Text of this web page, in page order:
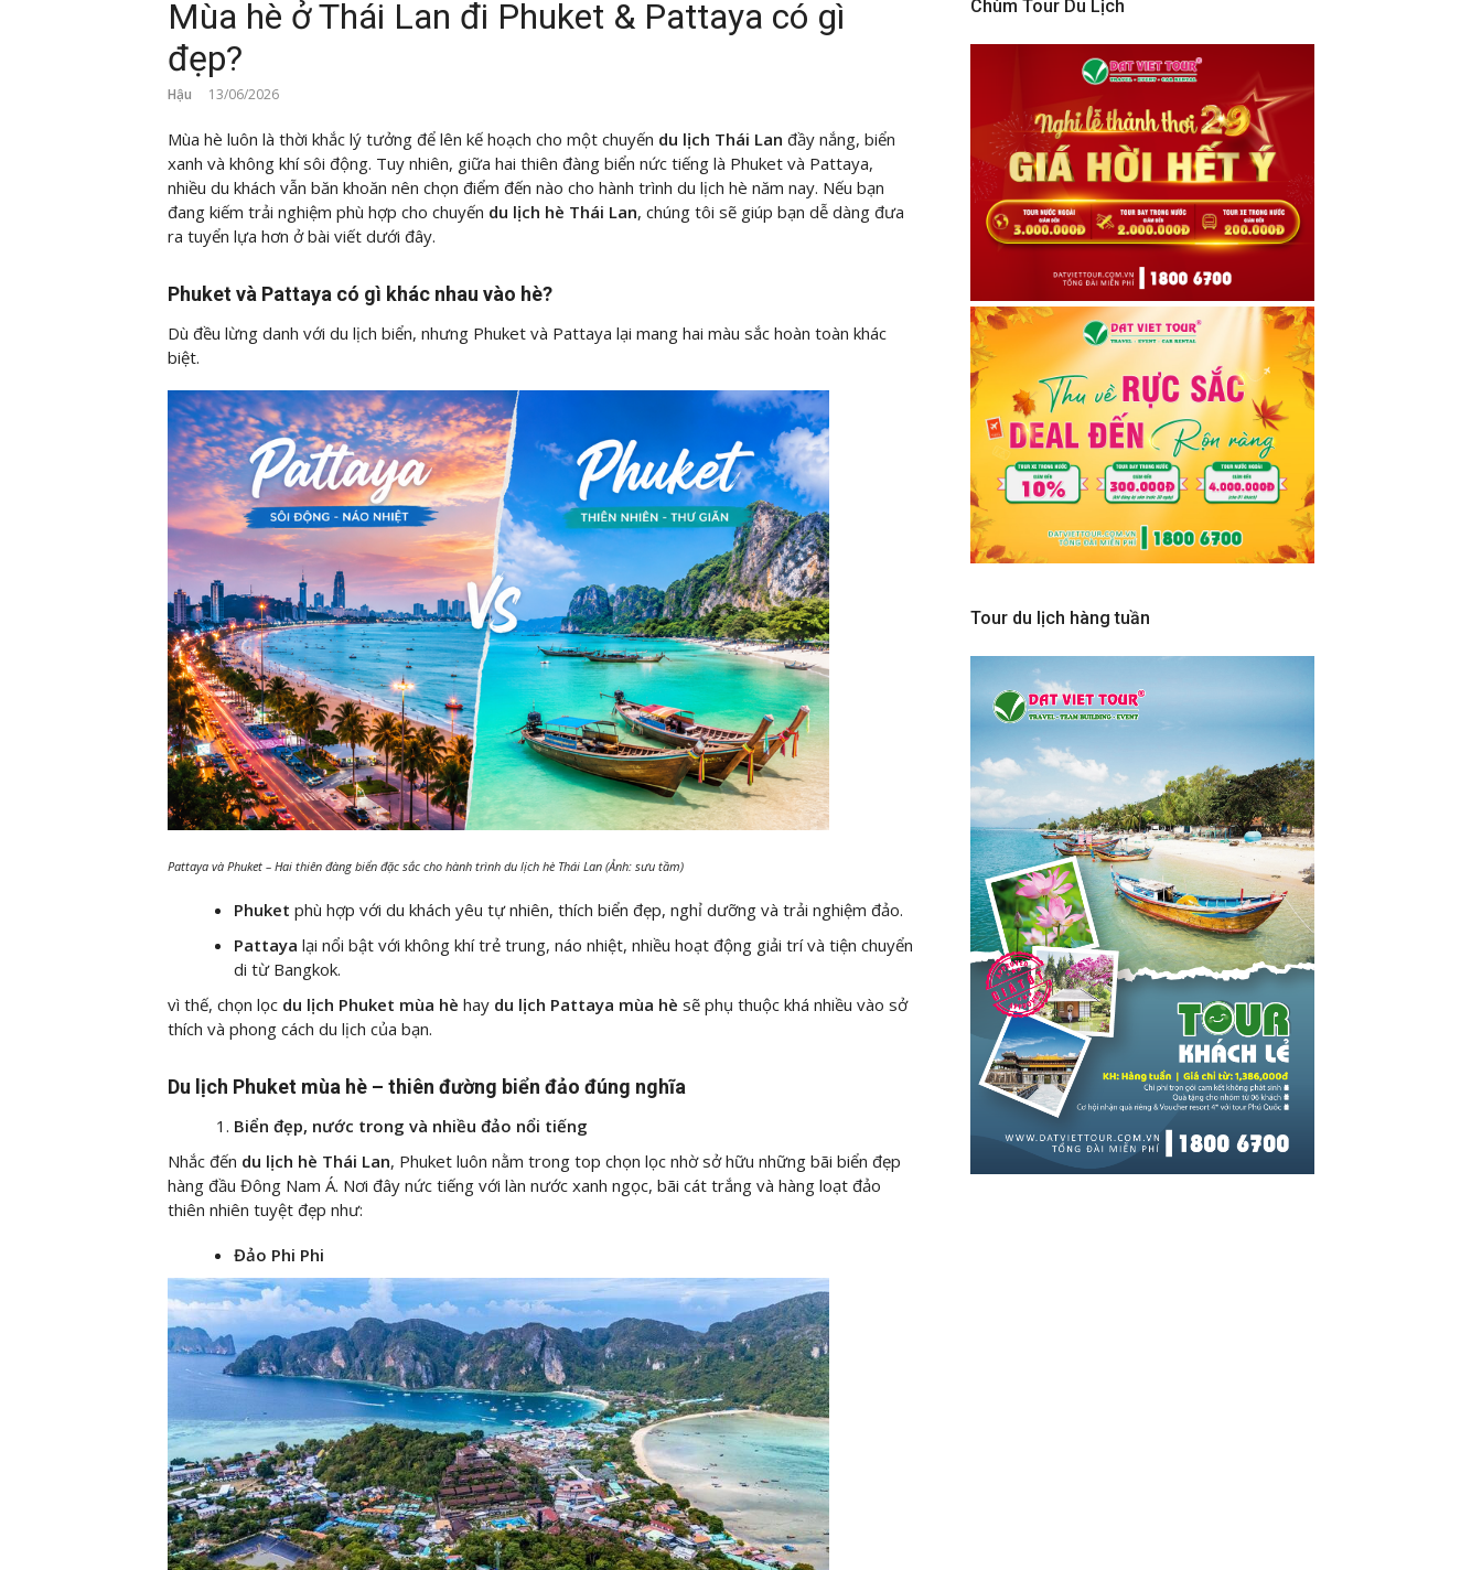
Mùa hè ở Thái Lan đi Phuket & Pattaya có gì
đẹp?
Hậu 13/06/2026
Mùa hè luôn là thời khắc lý tưởng để lên kế hoạch cho một chuyến du lịch Thái Lan đầy nắng, biển
xanh và không khí sôi động. Tuy nhiên, giữa hai thiên đàng biển nức tiếng là Phuket và Pattaya,
nhiều du khách vẫn băn khoăn nên chọn điểm đến nào cho hành trình du lịch hè năm nay. Nếu bạn
đang kiếm trải nghiệm phù hợp cho chuyến du lịch hè Thái Lan, chúng tôi sẽ giúp bạn dễ dàng đưa
ra tuyển lựa hơn ở bài viết dưới đây.
Phuket và Pattaya có gì khác nhau vào hè?
Dù đều lừng danh với du lịch biển, nhưng Phuket và Pattaya lại mang hai màu sắc hoàn toàn khác
biệt.
Pattaya và Phuket – Hai thiên đàng biển đặc sắc cho hành trình du lịch hè Thái Lan (Ảnh: sưu tầm)
Phuket phù hợp với du khách yêu tự nhiên, thích biển đẹp, nghỉ dưỡng và trải nghiệm đảo.
Pattaya lại nổi bật với không khí trẻ trung, náo nhiệt, nhiều hoạt động giải trí và tiện chuyển
di từ Bangkok.
vì thế, chọn lọc du lịch Phuket mùa hè hay du lịch Pattaya mùa hè sẽ phụ thuộc khá nhiều vào sở
thích và phong cách du lịch của bạn.
Du lịch Phuket mùa hè – thiên đường biển đảo đúng nghĩa
Biển đẹp, nước trong và nhiều đảo nổi tiếng
Nhắc đến du lịch hè Thái Lan, Phuket luôn nằm trong top chọn lọc nhờ sở hữu những bãi biển đẹp
hàng đầu Đông Nam Á. Nơi đây nức tiếng với làn nước xanh ngọc, bãi cát trắng và hàng loạt đảo
thiên nhiên tuyệt đẹp như:
Đảo Phi Phi
Chùm Tour Du Lịch
Tour du lịch hàng tuần